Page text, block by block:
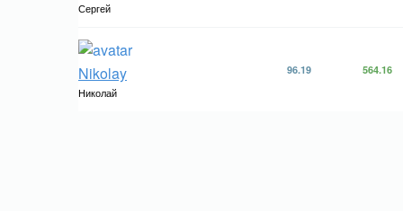
Сергей
Nikolay
Николай
96.19 564.16